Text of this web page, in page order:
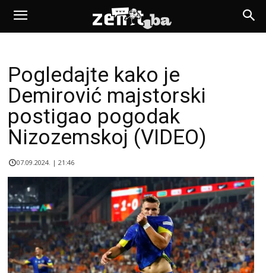
Pogledajte kako je
Demirović majstorski
postigao pogodak
Nizozemskoj (VIDEO)
07.09.2024. | 21:46